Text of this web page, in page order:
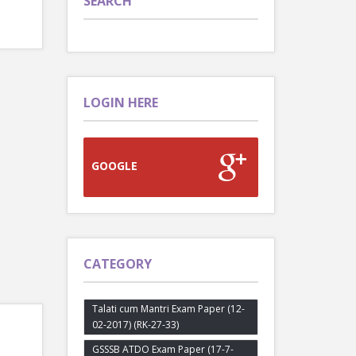
LOGIN HERE
GOOGLE
CATEGORY
Talati cum Mantri Exam Paper (12-
02-2017) (RK-27-33)
GSSSB ATDO Exam Paper (17-7-